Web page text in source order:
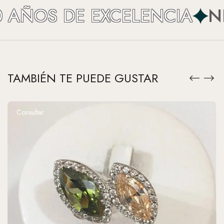
DE EXCELENCIA
TAMBIÉN TE PUEDE GUSTAR
Consultar